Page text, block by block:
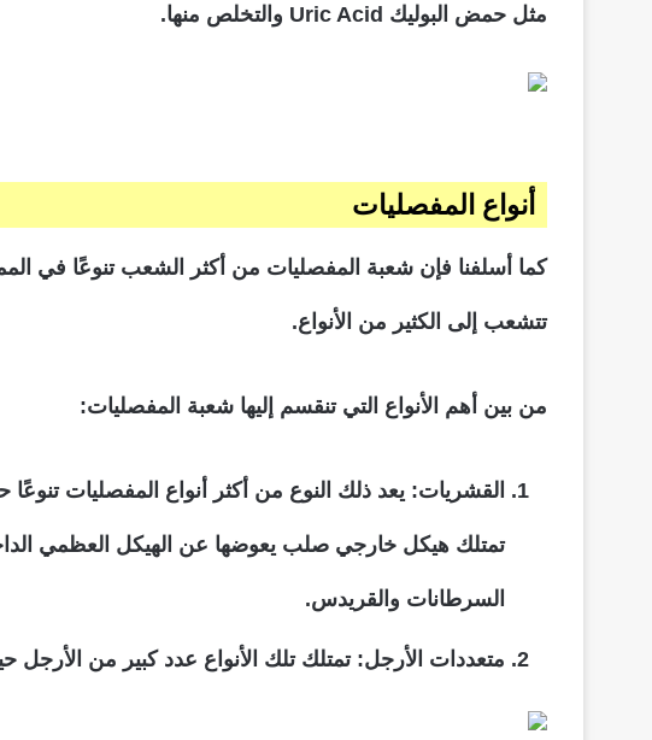
مثل حمض البوليك Uric Acid والتخلص منها.
أنواع المفصليات
كما أسلفنا فإن شعبة المفصليات من أكثر الشعب تنوعًا في
تتشعب إلى الكثير من الأنواع.
من بين أهم الأنواع التي تنقسم إليها شعبة المفصليات:
القشريات: يعد ذلك النوع من أكثر أنواع المفصليات
تمتلك هيكل خارجي صلب يعوضها عن الهيكل العظمي
السرطانات والقريدس.
متعددات الأرجل: تمتلك تلك الأنواع عدد كبير من